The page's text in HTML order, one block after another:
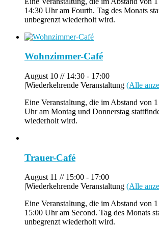
14:30 Uhr am Fourth. Tag des Monats
unbegrenzt wiederholt wird.
Wohnzimmer-Café
August 10 // 14:30 - 17:00
|Wiederkehrende Veranstaltung (Alle
Eine Veranstaltung, die im Abstand von
Uhr am Montag und Donnerstag
wiederholt wird.
Trauer-Café
August 11 // 15:00 - 17:00
|Wiederkehrende Veranstaltung (Alle
Eine Veranstaltung, die im Abstand von
15:00 Uhr am Second. Tag des Monats
unbegrenzt wiederholt wird.